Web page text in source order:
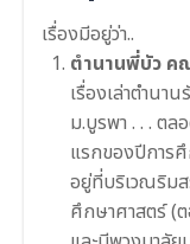
เรื่องมีอยู่ว่า..
ตำนานพี่บัว ค
เรื่องเล่าตำนา
ม.บูรพา . . . ต
แรกของปีการ
อยู่ที่บริเวณริม
ศึกษาศาสตร์ (